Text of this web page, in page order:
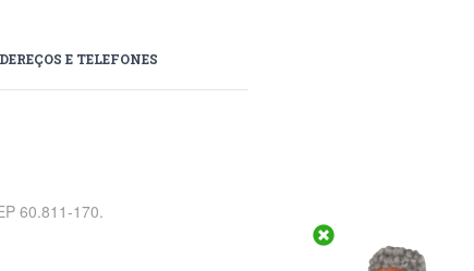
E TELEFONES
60.811-170.